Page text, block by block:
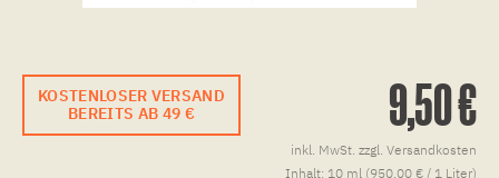
KOSTENLOSER VERSAND
BEREITS AB 49 €
9,50 €
inkl. MwSt. zzgl. Versandkosten
Inhalt: 10 ml (950,00 € / 1 Liter)